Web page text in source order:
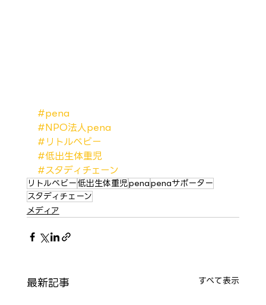
#pena
#NPO法人pena
#リトルベビー
#低出生体重児
#スタディチェーン
リトルベビー低出生体重児penapenaサポーター
スタディチェーン
メディア
最新記事 すべて表示